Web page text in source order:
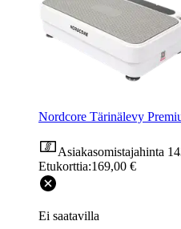
Nordcore Tärinälevy
Asiakasomistajahinta
Etukorttia:169,00 €
Ei saatavilla